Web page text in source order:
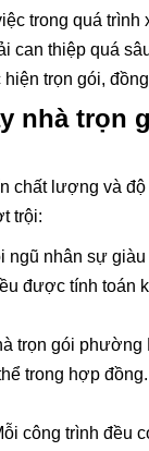
trong quá trình
can thiệp quá
trọn gói,
nhà trọn
chất lượng và
trội:
ngũ nhân sự
được tính toán
trọn gói
trong hợp
công trình đều